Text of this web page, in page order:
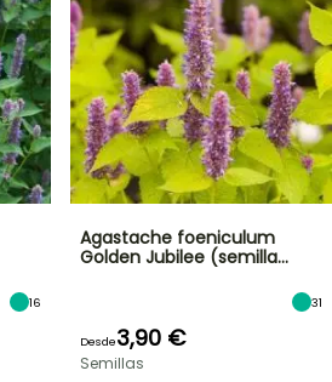
16
Agastache foeniculum
Golden Jubilee (semilla…
31
Desde3,90 €
Semillas